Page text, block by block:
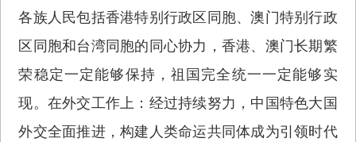
各族人民包括香港特别行政区同胞、澳门特别行政
区同胞和台湾同胞的同心协力，香港、澳门长期繁
荣稳定一定能够保持，祖国完全统一一定能够实
现。在外交工作上：经过持续努力，中国特色大国
外交全面推进，构建人类命运共同体成为引领时代